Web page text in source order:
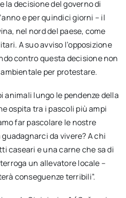
la decisione del governo di
e per quindici giorni – il
nel nord del paese, come
A suo avviso l’opposizione
contro questa decisione non
per protestare.
animali lungo le pendenze della
ospita tra i pascoli più ampi
far pascolare le nostre
da vivere? A chi
caseari e una carne che sa di
un allevatore locale –
conseguenze terribili”.